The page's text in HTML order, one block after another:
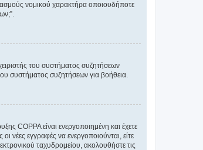
νομικού χαρακτήρα οποιουδήποτε
του συστήματος συζητήσεων
συστήματος συζητήσεων για βοήθεια.
COPPA είναι ενεργοποιημένη και έχετε
νέες εγγραφές να ενεργοποιούνται, είτε
ταχυδρομείου, ακολουθήστε τις